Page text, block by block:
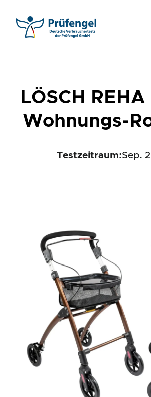
Inhalt
springen
LÖSCH
Wohnungs-
Testzeitraum:Sep.